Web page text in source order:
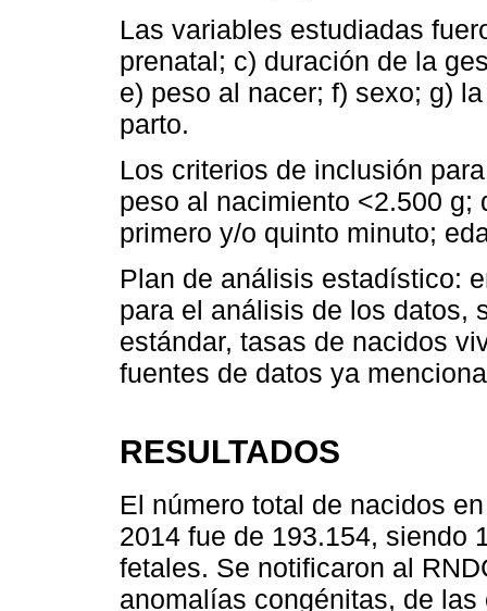
Las variables estudiadas
prenatal; c) duración de la
e) peso al nacer; f) sexo; g)
parto.
Los criterios de inclusión
peso al nacimiento <2.500 g;
primero y/o quinto minuto;
Plan de análisis estadístico:
para el análisis de los datos,
estándar, tasas de nacidos
fuentes de datos ya
RESULTADOS
El número total de nacidos
2014 fue de 193.154, siendo
fetales. Se notificaron al
anomalías congénitas, de